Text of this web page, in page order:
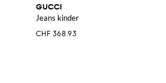
GUCCI
Jeans kinder
CHF 368.93